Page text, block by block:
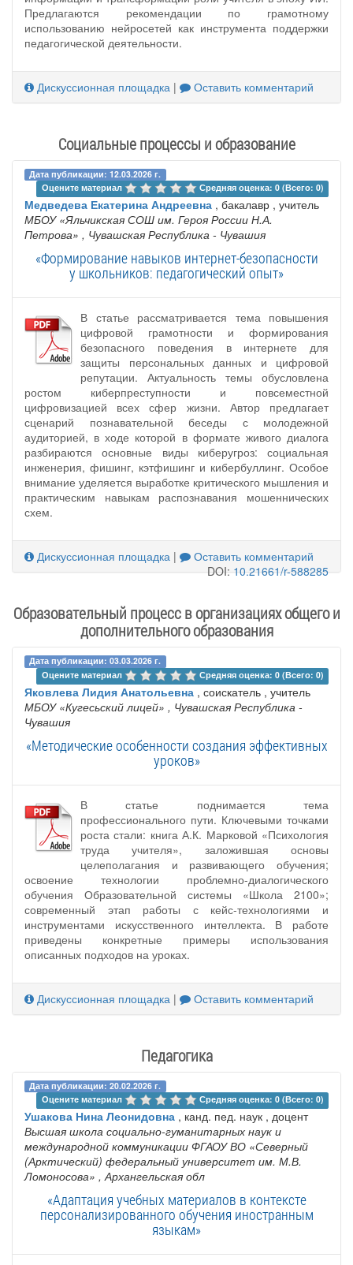
Предлагаются рекомендации по грамотному
использованию нейросетей как инструмента поддержки
педагогической деятельности.
Дискуссионная площадка | Оставить комментарий
Социальные процессы и образование
Дата публикации: 12.03.2026 г.
Оцените материал
Средняя оценка: 0 (Всего: 0)
Медведева Екатерина Андреевна , бакалавр , учитель
МБОУ «Яльчикская СОШ им. Героя России Н.А.
Петрова» , Чувашская Республика - Чувашия
«Формирование навыков интернет-безопасности
у школьников: педагогический опыт»
В статье рассматривается тема повышения
цифровой грамотности и формирования
безопасного поведения в интернете для
защиты персональных данных и цифровой
репутации. Актуальность темы обусловлена
ростом киберпреступности и повсеместной
цифровизацией всех сфер жизни. Автор предлагает
сценарий познавательной беседы с молодежной
аудиторией, в ходе которой в формате живого диалога
разбираются основные виды киберугроз: социальная
инженерия, фишинг, кэтфишинг и кибербуллинг. Особое
внимание уделяется выработке критического мышления и
практическим навыкам распознавания мошеннических
схем.
Дискуссионная площадка |
Оставить комментарий
DOI:10.21661/r-588285
Образовательный процесс в организациях общего и
дополнительного образования
Дата публикации: 03.03.2026 г.
Оцените материал
Средняя оценка: 0 (Всего: 0)
Яковлева Лидия Анатольевна , соискатель , учитель
МБОУ «Кугесьский лицей» , Чувашская Республика -
Чувашия
«Методические особенности создания эффективных
уроков»
В статье поднимается тема
профессионального пути. Ключевыми точками
роста стали: книга А.К. Марковой «Психология
труда учителя», заложившая основы
целеполагания и развивающего обучения;
освоение технологии проблемно-диалогического
обучения Образовательной системы «Школа 2100»;
современный этап работы с кейс-технологиями и
инструментами искусственного интеллекта. В работе
приведены конкретные примеры использования
описанных подходов на уроках.
Дискуссионная площадка | Оставить комментарий
Педагогика
Дата публикации: 20.02.2026 г.
Оцените материал
Средняя оценка: 0 (Всего: 0)
Ушакова Нина Леонидовна , канд. пед. наук , доцент
Высшая школа социально-гуманитарных наук и
международной коммуникации ФГАОУ ВО «Северный
(Арктический) федеральный университет им. М.В.
Ломоносова» , Архангельская обл
«Адаптация учебных материалов в контексте
персонализированного обучения иностранным
языкам»